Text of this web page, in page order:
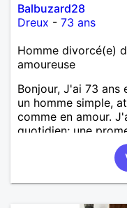
Balbuzard28
Dreux - 73 ans
Homme divorcé(e)
amoureuse
Bonjour, J'ai 73 ans
un homme simple,
comme en amour.
quotidien; une
une discision
deux. Je souhaite
honnête et
moments de